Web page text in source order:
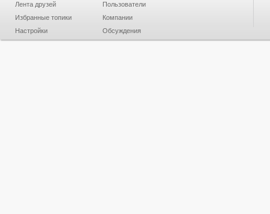
Лента друзей
Избранные топики
Настройки
Пользователи
Компании
Обсуждения